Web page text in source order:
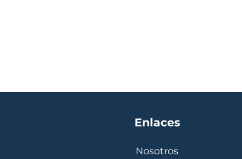
Enlaces
Nosotros